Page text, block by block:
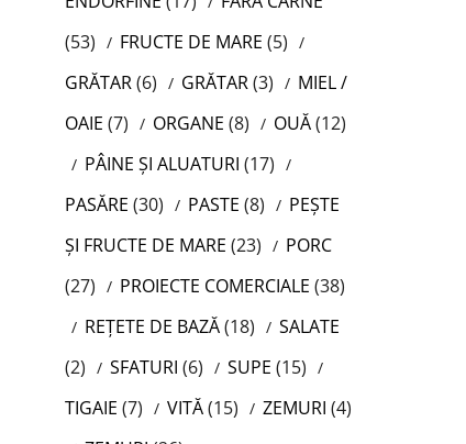
(53)
FRUCTE DE MARE (5)
GRĂTAR(6) GRĂTAR(3)
MIEL /
OAIE (7) ORGANE (8) OUĂ(12)
PÂINE ȘI ALUATURI (17)
PASĂRE (30) PASTE (8)
PEȘTE
ȘI FRUCTE DE MARE (23)
PORC
(27)
PROIECTE COMERCIALE (38)
REȚETE DE BAZĂ(18)
SALATE
(2)
SFATURI (6) SUPE (15)
TIGAIE (7) VITĂ(15) ZEMURI (4)